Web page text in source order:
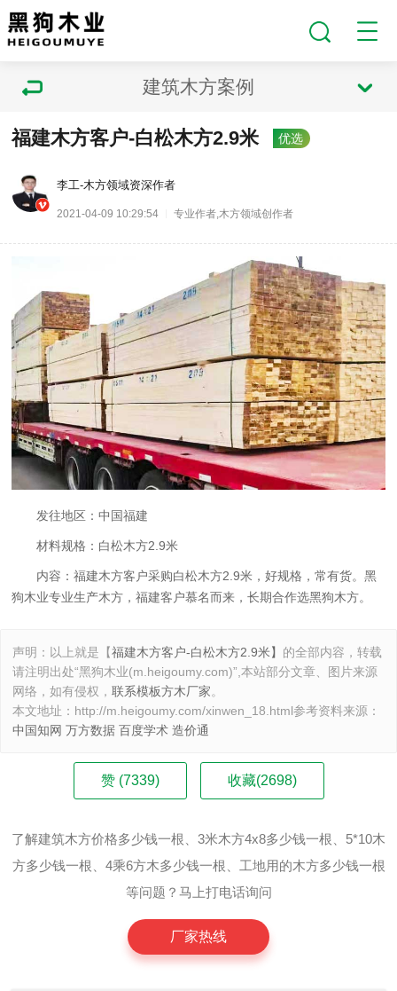
建筑木方案例
福建木方客户-白松木方2.9米 优选
李工-木方领域资深作者
2021-04-09 10:29:54 专业作者,木方领域创作者
发往地区：中国福建
材料规格：白松木方2.9米
内容：福建木方客户采购白松木方2.9米，好规格，常有货。黑
狗木业专业生产木方，福建客户慕名而来，长期合作选黑狗木方。
声明： 以上就是 【福建木方客户-白松木方2.9米】 的全部内容，转载
请注明出处“黑狗木业(m.heigoumy.com)”,本站部分文章、图片来源
网络，如有侵权，联系模板方木厂家。
本文地址： http://m.heigoumy.com/xinwen_18.html参考资料来源：
中国知网 万方数据 百度学术 造价通
赞 (7339) 收藏(2698)
了解建筑木方价格多少钱一根、3米木方4x8多少钱一根、5*10木
方多少钱一根、4乘6方木多少钱一根、工地用的木方多少钱一根
等问题？马上打电话询问
厂家热线